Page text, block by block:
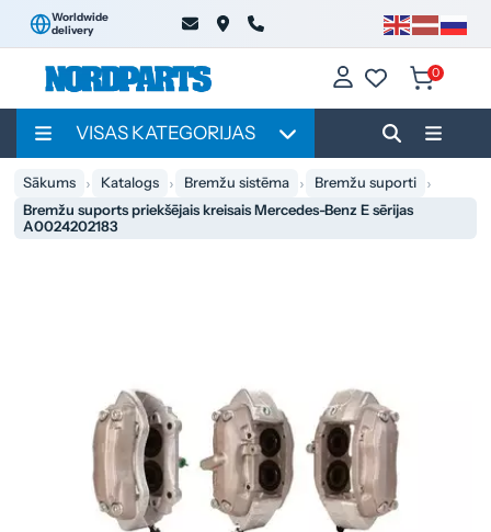
Worldwide
delivery
0
VISAS KATEGORIJAS
Sākums Katalogs Bremžu sistēma
Bremžu suporti
Bremžu suports priekšējais kreisais Mercedes-Benz E sērijas
A0024202183